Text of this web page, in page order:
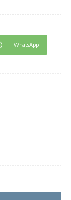
WhatsApp